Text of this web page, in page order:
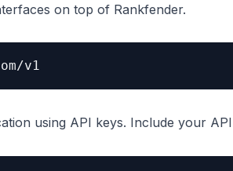
on top of Rankfender.
v1
using API keys. Include your